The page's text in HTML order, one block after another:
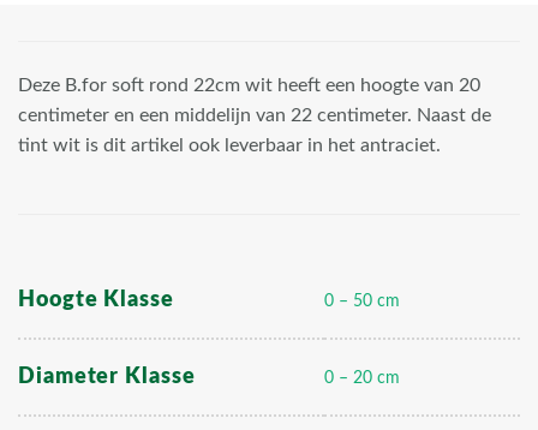
Deze B.for soft rond 22cm wit heeft een hoogte van 20
centimeter en een middelijn van 22 centimeter. Naast de
tint wit is dit artikel ook leverbaar in het antraciet.
Hoogte Klasse 0 – 50 cm
Diameter Klasse 0 – 20 cm